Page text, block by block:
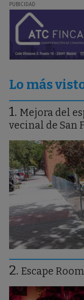
Lo más
Mejora del
vecinal de San
Escape